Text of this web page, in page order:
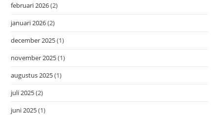
februari 2026(2)
januari 2026(2)
december 2025(1)
november 2025(1)
augustus 2025(1)
juli 2025(2)
juni 2025(1)